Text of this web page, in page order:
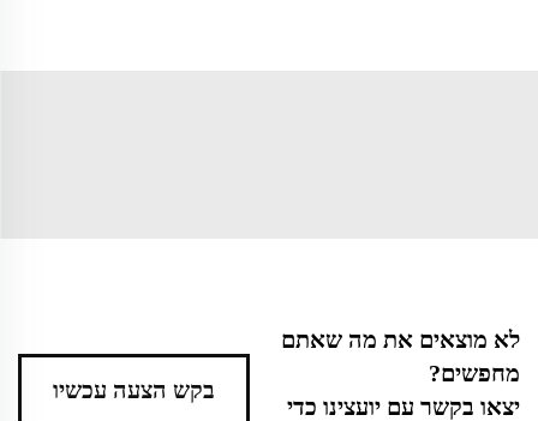
לא מוצאים את מה שאתם
מחפשים?
יצאו בקשר עם יועצינו כדי
בקש הצעה עכשיו